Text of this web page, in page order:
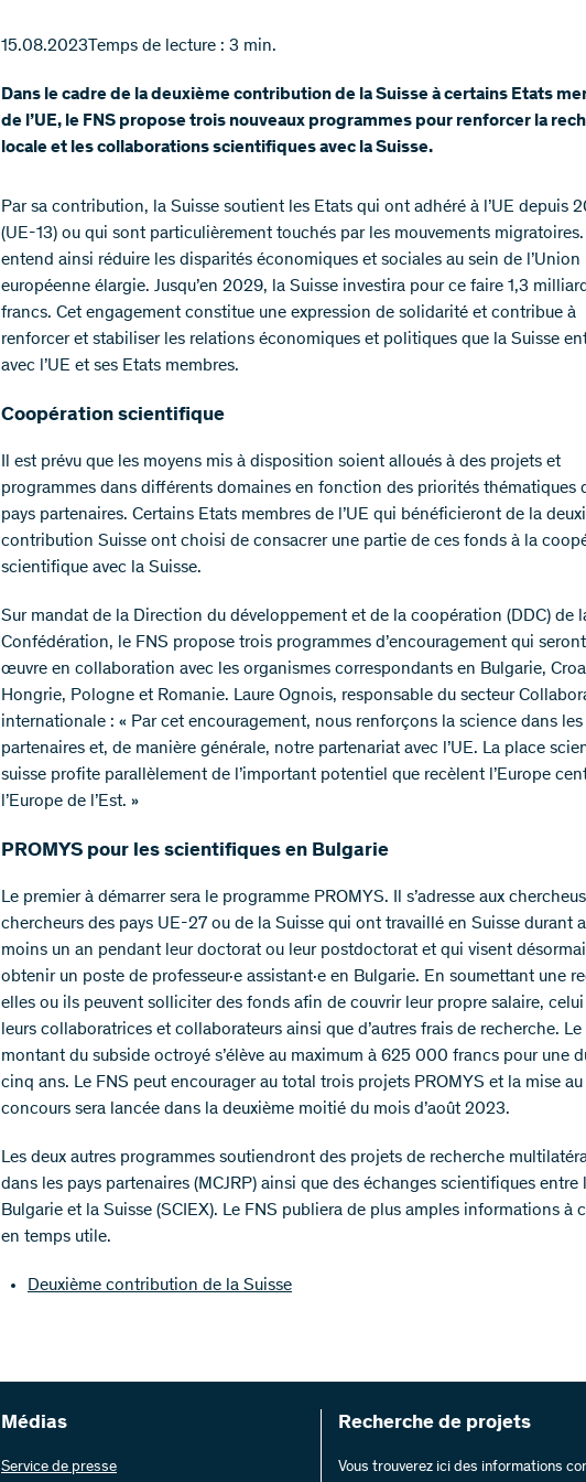
15.08.2023 Temps de lecture : 3 min.
Dans le cadre de la deuxième contribution de la Suisse à certains Etats
de l’UE, le FNS propose trois nouveaux programmes pour renforcer la
locale et les collaborations scientifiques avec la Suisse.
Par sa contribution, la Suisse soutient les Etats qui ont adhéré à l’UE depuis
(UE-13) ou qui sont particulièrement touchés par les mouvements
entend ainsi réduire les disparités économiques et sociales au sein de l’Union
européenne élargie. Jusqu’en 2029, la Suisse investira pour ce faire 1,3
francs. Cet engagement constitue une expression de solidarité et contribue à
renforcer et stabiliser les relations économiques et politiques que la Suisse
avec l’UE et ses Etats membres.
Coopération scientifique
Il est prévu que les moyens mis à disposition soient alloués à des projets et
programmes dans différents domaines en fonction des priorités thématiques
pays partenaires. Certains Etats membres de l’UE qui bénéficieront de la
contribution Suisse ont choisi de consacrer une partie de ces fonds à la
scientifique avec la Suisse.
Sur mandat de la Direction du développement et de la coopération (DDC) de
Confédération, le FNS propose trois programmes d’encouragement qui
œuvre en collaboration avec les organismes correspondants en Bulgarie,
Hongrie, Pologne et Romanie. Laure Ognois, responsable du secteur
internationale : « Par cet encouragement, nous renforçons la science dans les
partenaires et, de manière générale, notre partenariat avec l’UE. La place
suisse profite parallèlement de l’important potentiel que recèlent l’Europe
l’Europe de l’Est. »
PROMYS pour les scientifiques en Bulgarie
Le premier à démarrer sera le programme PROMYS. Il s’adresse aux
chercheurs des pays UE-27 ou de la Suisse qui ont travaillé en Suisse durant
moins un an pendant leur doctorat ou leur postdoctorat et qui visent
obtenir un poste de professeur·e assistant·e en Bulgarie. En soumettant une
elles ou ils peuvent solliciter des fonds afin de couvrir leur propre salaire,
leurs collaboratrices et collaborateurs ainsi que d’autres frais de recherche. Le
montant du subside octroyé s’élève au maximum à 625 000 francs pour une
cinq ans. Le FNS peut encourager au total trois projets PROMYS et la mise au
concours sera lancée dans la deuxième moitié du mois d’août 2023.
Les deux autres programmes soutiendront des projets de recherche
dans les pays partenaires (MCJRP) ainsi que des échanges scientifiques entre
Bulgarie et la Suisse (SCIEX). Le FNS publiera de plus amples informations à
en temps utile.
Deuxième contribution de la Suisse
Médias
Service de presse
Recherche de projets
Vous trouverez ici des informations